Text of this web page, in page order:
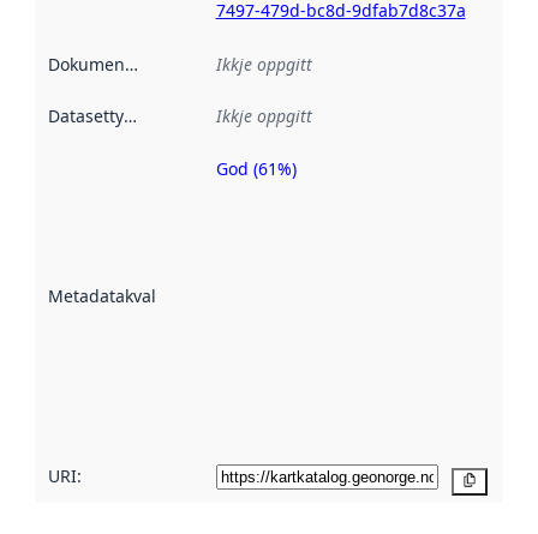
7497-479d-bc8d-9dfab7d8c37a
Dokumentasjon Ikkje oppgitt
Datasettype Ikkje oppgitt
Metadatakvalitet
Metadatakvalitet
God (61%)
URI: